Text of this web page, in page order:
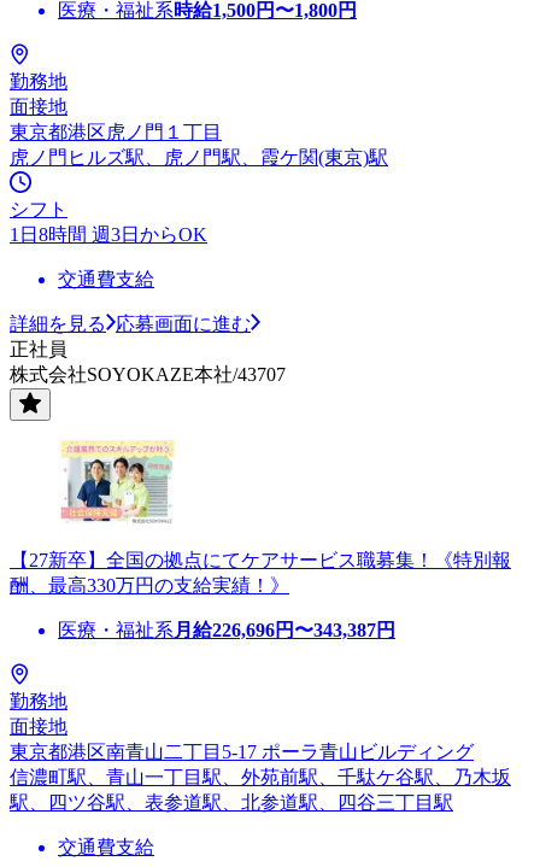
医療・福祉系時給1,500円〜1,800円
勤務地
面接地
東京都港区虎ノ門１丁目
虎ノ門ヒルズ駅、虎ノ門駅、霞ケ関(東京)駅
シフト
1日8時間 週3日からOK
交通費支給
詳細を見る
応募画面に進む
正社員
株式会社SOYOKAZE本社/43707
【27新卒】全国の拠点にてケアサービス職募集！《特別報
酬、最高330万円の支給実績！》
医療・福祉系 月給226,696円〜343,387円
勤務地
面接地
東京都港区南青山二丁目5-17 ポーラ青山ビルディング
信濃町駅、青山一丁目駅、外苑前駅、千駄ケ谷駅、乃木坂
駅、四ツ谷駅、表参道駅、北参道駅、四谷三丁目駅
交通費支給